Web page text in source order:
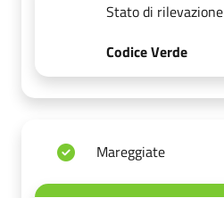
Stato di rilevazione
Codice Verde
Mareggiate